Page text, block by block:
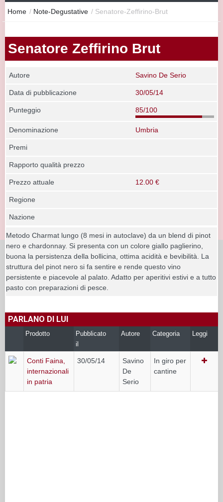
Home / Note-Degustative / Senatore-Zeffirino-Brut
Senatore Zeffirino Brut
Autore Savino De Serio
Data di pubblicazione 30/05/14
Punteggio 85/100
Denominazione Umbria
Premi
Rapporto qualità prezzo
Prezzo attuale 12.00 €
Regione
Nazione
Metodo Charmat lungo (8 mesi in autoclave) da un blend di pinot
nero e chardonnay. Si presenta con un colore giallo paglierino,
buona la persistenza della bollicina, ottima acidità e bevibilità. La
struttura del pinot nero si fa sentire e rende questo vino
persistente e piacevole al palato. Adatto per aperitivi estivi e a tutto
pasto con preparazioni di pesce.
PARLANO DI LUI
Prodotto
Pubblicato
il
Autore Categoria Leggi
Conti Faina,
internazionali
in patria
30/05/14
Savino
De
Serio
In giro per
cantine